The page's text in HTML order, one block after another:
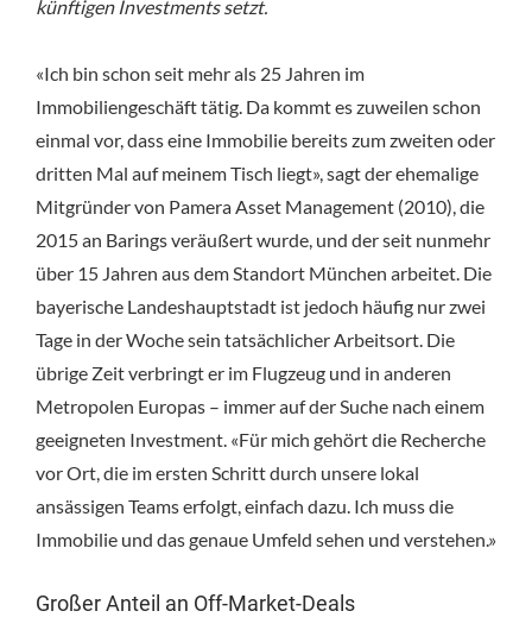
künftigen Investments setzt.
«Ich bin schon seit mehr als 25 Jahren im
Immobiliengeschäft tätig. Da kommt es zuweilen schon
einmal vor, dass eine Immobilie bereits zum zweiten oder
dritten Mal auf meinem Tisch liegt», sagt der ehemalige
Mitgründer von Pamera Asset Management (2010), die
2015 an Barings veräußert wurde, und der seit nunmehr
über 15 Jahren aus dem Standort München arbeitet. Die
bayerische Landeshauptstadt ist jedoch häufig nur zwei
Tage in der Woche sein tatsächlicher Arbeitsort. Die
übrige Zeit verbringt er im Flugzeug und in anderen
Metropolen Europas – immer auf der Suche nach einem
geeigneten Investment. «Für mich gehört die Recherche
vor Ort, die im ersten Schritt durch unsere lokal
ansässigen Teams erfolgt, einfach dazu. Ich muss die
Immobilie und das genaue Umfeld sehen und verstehen.»
Großer Anteil an Off-Market-Deals